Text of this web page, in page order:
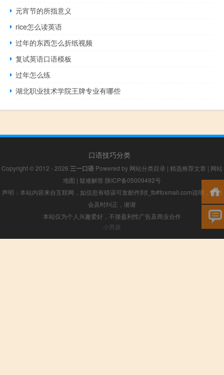
元宵节的所指意义
rice怎么读英语
过年的东西怎么折纸视频
复试英语口语模板
过年怎么练
湖北职业技术学院王牌专业有哪些
口语技巧分类
Copyright © 2012 - 2026 三一口语 Powered by 网站分类目录 | 精选推荐文章 | 网站
地图 | 疑难解答 陕ICP备05009492号
声明：本站内容来自互联网，如信息有错误可发邮件到f_fb#foxmail.com说明，我们
会及时纠正，谢谢
本站仅为个人兴趣爱好，不接盈利性广告及商业合作
小男孩